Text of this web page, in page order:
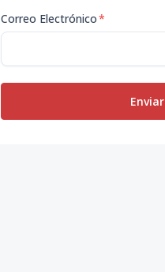
Correo Electrónico*
Enviar